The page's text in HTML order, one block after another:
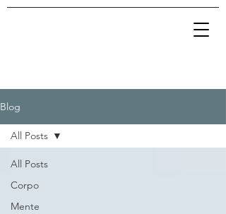
Blog
All Posts
Corpo
Mente
All Posts